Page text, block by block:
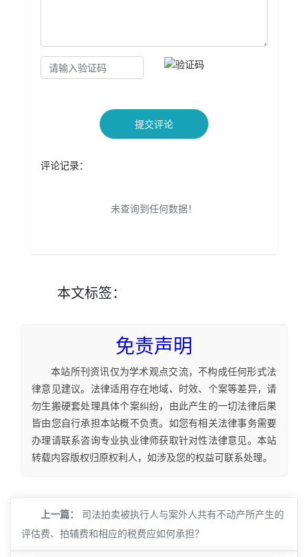
提交评论
评论记录：
未查询到任何数据！
本文标签：
免责声明
本站所刊资讯仅为学术观点交流，不构成任何形式法
律意见建议。法律适用存在地域、时效、个案等差异，请
勿生搬硬套处理具体个案纠纷，由此产生的一切法律后果
皆由您自行承担本站概不负责。如您有相关法律事务需要
办理请联系咨询专业执业律师获取针对性法律意见。本站
转载内容版权归原权利人，如涉及您的权益可联系处理。
上一篇：
司法拍卖被执行人与案外人共有不动产所产生的
评估费、拍辅费和相应的税费应如何承担？